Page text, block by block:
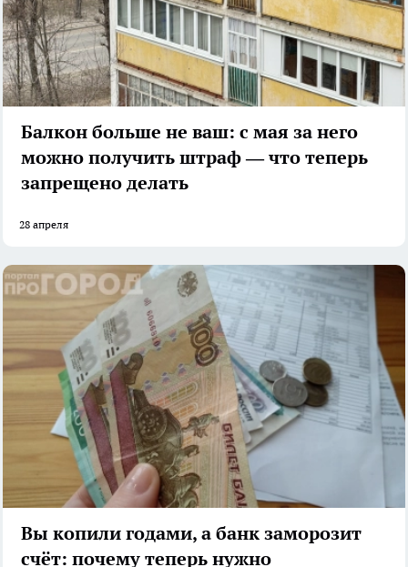
Балкон больше не ваш: с мая за него
можно получить штраф — что теперь
запрещено делать
28 апреля
Вы копили годами, а банк заморозит
счёт: почему теперь нужно